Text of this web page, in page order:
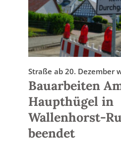
Straße ab 20. Dezember
Bauarbeiten
Haupthügel in
Wallenhorst-
beendet